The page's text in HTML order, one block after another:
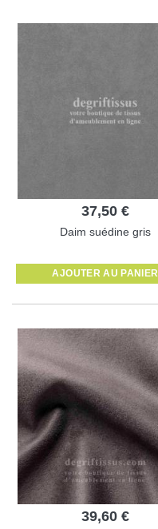
37,50 €
Daim suédine gris
AJOUTER AU PANIER
39,60 €